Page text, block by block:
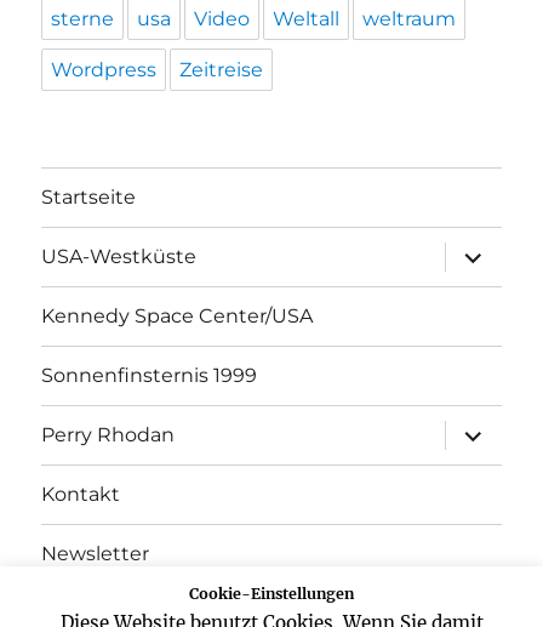
sterne usa Video Weltall weltraum
Wordpress Zeitreise
Startseite
USA-Westküste
öffnen
Kennedy Space Center/USA
Sonnenfinsternis 1999
Perry Rhodan
öffnen
Kontakt
Newsletter
Datenschutz
Cookie-Einstellungen